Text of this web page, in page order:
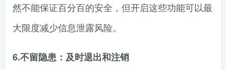
然不能保证百分百的安全，但开启这些功能可以最
大限度减少信息泄露风险。
6.不留隐患：及时退出和注销